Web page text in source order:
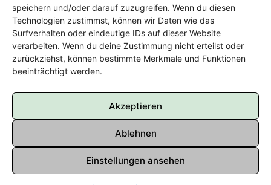
speichern und/oder darauf zuzugreifen. Wenn du diesen
Technologien zustimmst, können wir Daten wie das
Surfverhalten oder eindeutige IDs auf dieser Website
verarbeiten. Wenn du deine Zustimmung nicht erteilst oder
zurückziehst, können bestimmte Merkmale und Funktionen
beeinträchtigt werden.
Akzeptieren
Ablehnen
Einstellungen ansehen
Offene Jugendarbeit - Easthouse
Tel:
09131–302259
E-Mail:oja@treffpunkt-roethelheimpark.de